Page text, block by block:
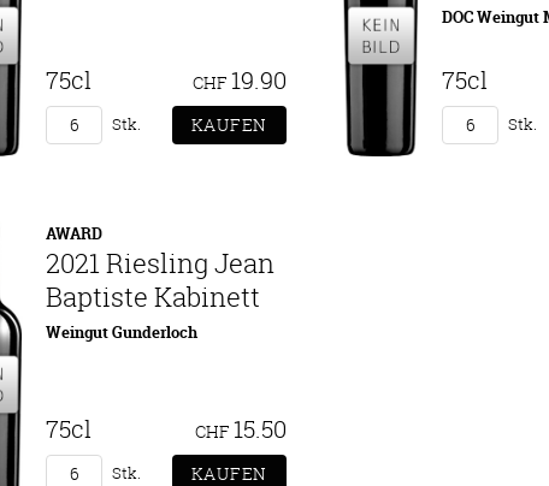
75cl CHF 19.90
Stk.
DOC Weingut
75cl
Stk.
AWARD
2021 Riesling Jean
Baptiste Kabinett
Weingut Gunderloch
75cl CHF 15.50
Stk.